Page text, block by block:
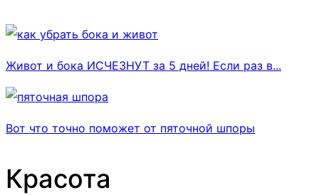
Живот и бока ИСЧЕЗНУТ за 5 дней! Если раз в...
Вот что точно поможет от пяточной шпоры
Красота